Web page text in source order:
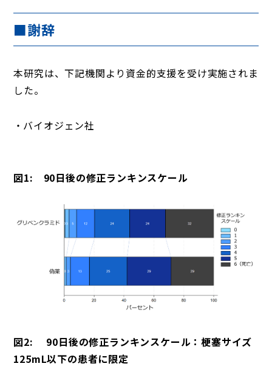
■謝辞
本研究は、下記機関より資金的支援を受け実施されま
した。
バイオジェン社
図1: 90日後の修正ランキンスケール
図2: 90日後の修正ランキンスケール：梗塞サイズ
125mL以下の患者に限定